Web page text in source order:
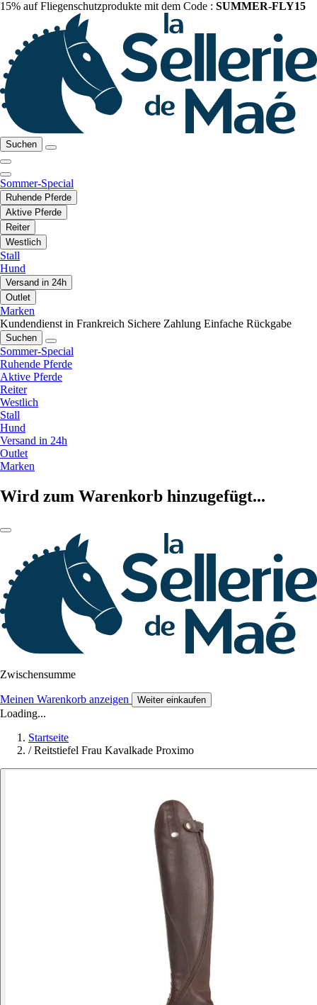
15% auf Fliegenschutzprodukte mit dem Code : SUMMER-FLY15
Suchen
Sommer-Special
Ruhende Pferde
Aktive Pferde
Reiter
Westlich
Stall
Hund
Versand in 24h
Outlet
Marken
Kundendienst in Frankreich Sichere Zahlung Einfache Rückgabe
Suchen
Sommer-Special
Ruhende Pferde
Aktive Pferde
Reiter
Westlich
Stall
Hund
Versand in 24h
Outlet
Marken
Wird zum Warenkorb hinzugefügt...
Zwischensumme
Meinen Warenkorb anzeigen Weiter einkaufen
Loading...
Startseite
/ Reitstiefel Frau Kavalkade Proximo